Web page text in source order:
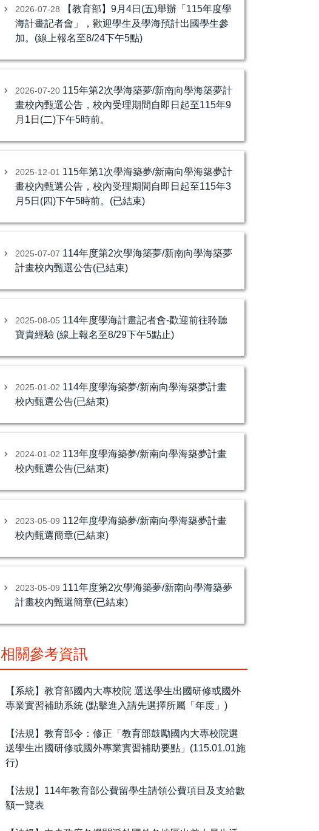
2026-07-28
【教育部】9月4日(五)舉辦「115年度學
海計畫記者會」，歡迎學生及學海預計出國學生參
加。(線上報名至8/24下午5點)
2026-07-20 115年第2次學海築夢/新南向學海築夢計
畫校內甄選公告，校內受理期間自即日起至115年9
月1日(二)下午5時前。
2025-12-01 115年第1次學海築夢/新南向學海築夢計
畫校內甄選公告，校內受理期間自即日起至115年3
月5日(四)下午5時前。(已結束)
2025-07-07 114年度第2次學海築夢/新南向學海築夢
計畫校內甄選公告(已結束)
2025-08-05 114年度學海計畫記者會-歡迎前往聆聽
寶貴經驗 (線上報名至8/29下午5點止)
2025-01-02 114年度學海築夢/新南向學海築夢計畫
校內甄選公告(已結束)
2024-01-02 113年度學海築夢/新南向學海築夢計畫
校內甄選公告(已結束)
2023-05-09 112年度學海築夢/新南向學海築夢計畫
校內甄選簡章(已結束)
2023-05-09 111年度第2次學海築夢/新南向學海築夢
計畫校內甄選簡章(已結束)
相關參考資訊
【系統】教育部國內大專校院 選送學生出國研修或國外
專業實習補助系統 (點擊進入請先選擇所屬「年度」)
【法規】教育部令：修正「教育部鼓勵國內大專校院選
送學生出國研修或國外專業實習補助要點」(115.01.01施
行)
【法規】114年教育部公費留學生請領公費項目及支給數
額一覽表